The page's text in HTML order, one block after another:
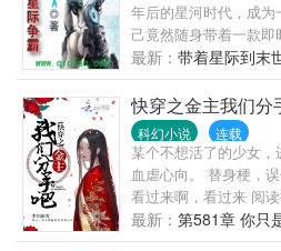
么觉得，这些男主都
酒：“嘿嘿嘿，宿主发
低声说道：“墨儿，每
年后的星河时代，成
己竟然随身带着一款
族基地。 更让他欣喜
里建造的战斗兵种。
族；女妖战机，战列
士，航空母舰…… 看唐
空，颤栗银河。 PS：
最新： 带着星际到末
快穿之金主我们分
科幻小说 连载
某个不想活了的少女
血虐心向。 替身梗，
看过来啊，看过来 阅
误会梗 ③星际异类梗
现代要挟梗 ⑦古代性
最新： 第581章 你只